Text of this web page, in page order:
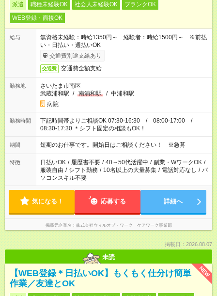
派遣 職種未経験OK 社会人未経験OK
ブランクOK
WEB登録・面接OK
給与
無資格未経験：時給1350円～ 経験者：時給1500円～ ※前払
い・日払い・週払いOK
交通費別途支給あり
交通費 交通費全額支給
勤務地
さいたま市南区
武蔵浦和駅 / 南浦和駅 / 中浦和駅
病院
勤務時間
下記時間帯よりご相談OK 07:30-16:30 / 08:00-17:00 /
08:30-17:30 ＊シフト固定の相談もOK！
期間 短期のお仕事です。開始日はご相談ください！ ※急募
特徴 日払いOK / 履歴書不要 / 40～50代活躍中 / 副業・WワークOK /
服装自由 / シフト勤務 / 10名以上の大量募集 / 電話対応なし / パ
ソコンスキル不要
気になる！ 応募する 詳細へ
掲載元企業名 株式会社ウィルオブ・ワーク ケアワーク事業部
掲載日：2026.08.07
未読
NEW
【WEB登録＊日払いOK】もくもく仕分け簡単
作業／友達とOK